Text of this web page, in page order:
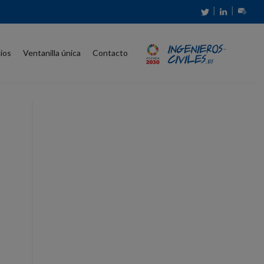
Ventanilla única Contacto